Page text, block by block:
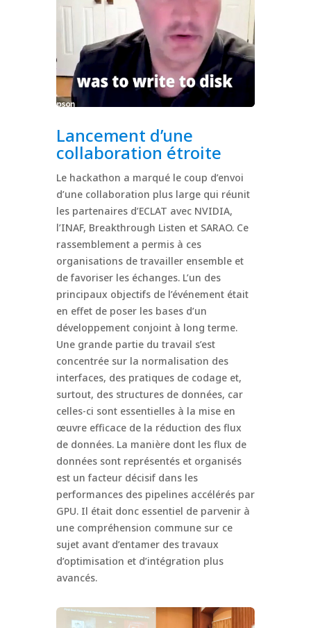
Lancement d’une
collaboration étroite
Le hackathon a marqué le coup d’envoi
d’une collaboration plus large qui réunit
les partenaires d’ECLAT avec NVIDIA,
l’INAF, Breakthrough Listen et SARAO. Ce
rassemblement a permis à ces
organisations de travailler ensemble et
de favoriser les échanges. L’un des
principaux objectifs de l’événement était
en effet de poser les bases d’un
développement conjoint à long terme.
Une grande partie du travail s’est
concentrée sur la normalisation des
interfaces, des pratiques de codage et,
surtout, des structures de données, car
celles-ci sont essentielles à la mise en
œuvre efficace de la réduction des flux
de données. La manière dont les flux de
données sont représentés et organisés
est un facteur décisif dans les
performances des pipelines accélérés par
GPU. Il était donc essentiel de parvenir à
une compréhension commune sur ce
sujet avant d’entamer des travaux
d’optimisation et d’intégration plus
avancés.